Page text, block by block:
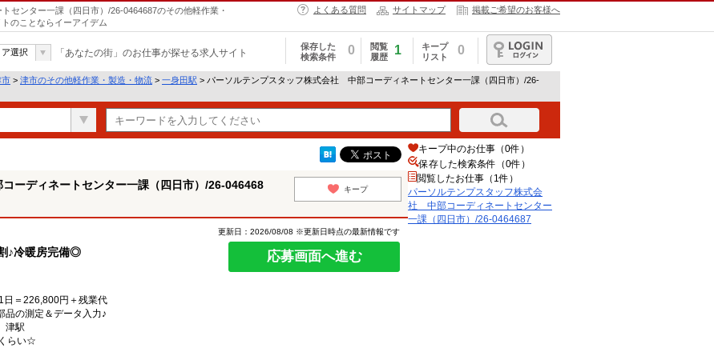
センター一課（四日市）/26-0464687のその他軽作業・
のことならイーアイデム
よくある質問 サイトマップ 掲載ご希望のお客様へ
ア選択 「あなたの街」のお仕事が探せる求人サイト
保存した
検索条件
0
閲覧
履歴
1
キープ
リスト
0
ログイン
市 > 津市のその他軽作業・製造・物流 > 一身田駅 > パーソルテンプスタッフ株式会社 中部コーディネートセンター一課（四日市）/26-
ーディネートセンター一課（四日市）/26-046468
キープ
♪冷暖房完備◎
更新日：2026/08/08 ※更新日時点の最新情報です
応募画面へ進む
＝226,800円＋残業代
品の測定＆データ入力♪
津駅
くらい☆
キープ中のお仕事（0件）
保存した検索条件（0件）
閲覧したお仕事（1件）
パーソルテンプスタッフ株式会
社 中部コーディネートセンター
一課（四日市）/26-0464687